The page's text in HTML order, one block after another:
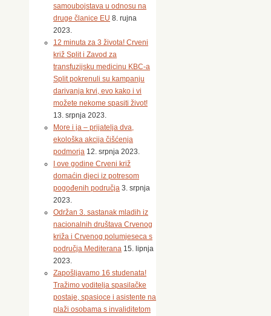
obrazovnim
ustanovama
Splitu, Podstrani
…
Saznaj
više
«‹888990
samoubojstava u odnosu na
druge članice EU 8. rujna
2023.
12 minuta za 3 života! Crveni
križ Split i Zavod za
transfuzijsku medicinu KBC-a
Split pokrenuli su kampanju
darivanja krvi, evo kako i vi
možete nekome spasiti život!
13. srpnja 2023.
More i ja – prijatelja dva,
ekološka akcija čišćenja
podmorja 12. srpnja 2023.
I ove godine Crveni križ
domaćin djeci iz potresom
pogođenih područja 3. srpnja
2023.
Održan 3. sastanak mladih iz
nacionalnih društava Crvenog
križa i Crvenog polumjeseca s
područja Mediterana 15. lipnja
2023.
Zapošljavamo 16 studenata!
Tražimo voditelja spasilačke
postaje, spasioce i asistente na
plaži osobama s invaliditetom